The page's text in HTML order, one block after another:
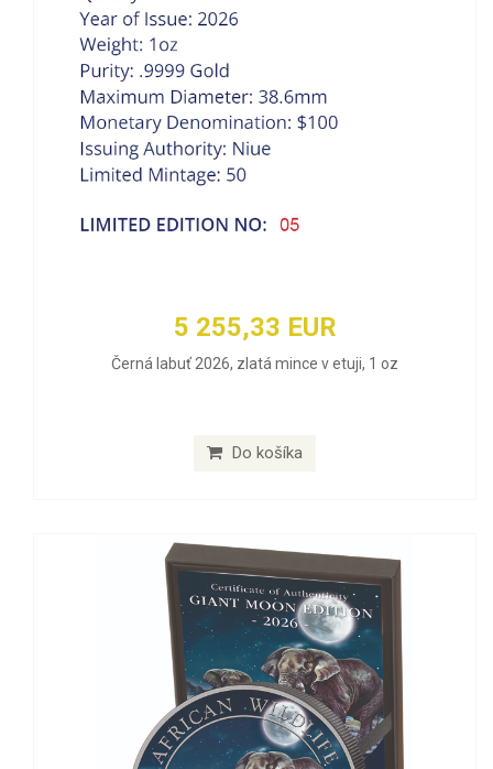
5 255,33 EUR
Černá labuť 2026, zlatá mince v etuji, 1 oz
Do košíka